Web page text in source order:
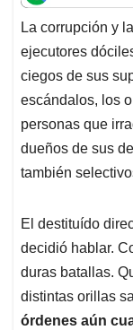
t
s
A
p
p
e
b
o
o
k
La corrupción y
ejecutores
ciegos de sus
escándalos, los
personas que
dueños de sus
también
El destituído
decidió hablar.
duras batallas.
distintas orillas
órdenes aún